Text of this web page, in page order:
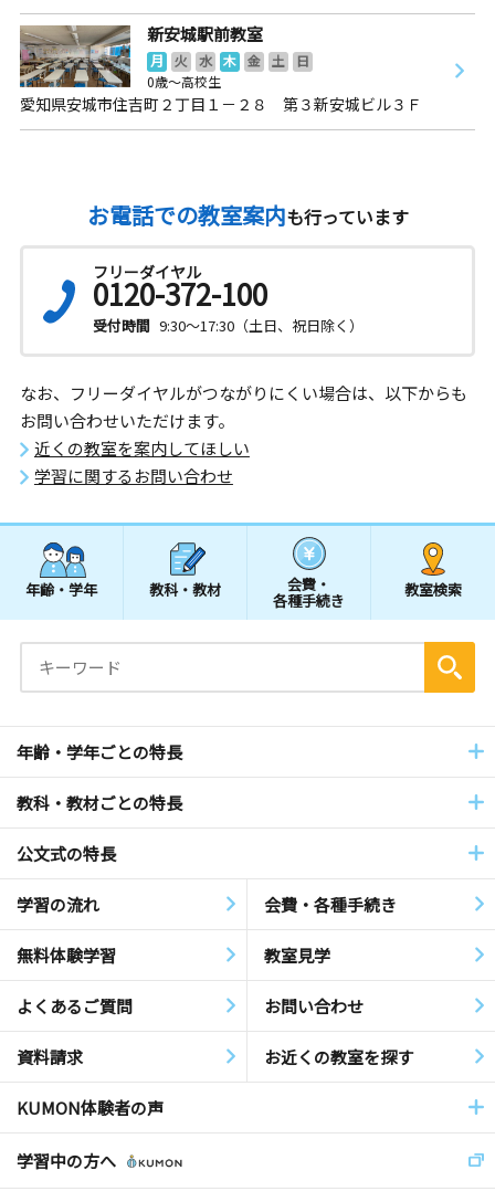
新安城駅前教室
月 火 水 木 金 土
日
0歳～高校生
愛知県安城市住吉町２丁目１－２８ 第３新安城ビル３Ｆ
お電話での教室案内も行っています
フリーダイヤル
0120-372-100
受付時間 9:30～17:30（土日、祝日除く）
なお、フリーダイヤルがつながりにくい場合は、以下からも
お問い合わせいただけます。
近くの教室を案内してほしい
学習に関するお問い合わせ
年齢・学年 教科・教材 会費・
各種手続き
教室検索
年齢・学年ごとの特長
教科・教材ごとの特長
公文式の特長
学習の流れ 会費・各種手続き
無料体験学習 教室見学
よくあるご質問 お問い合わせ
資料請求 お近くの教室を探す
KUMON体験者の声
学習中の方へ